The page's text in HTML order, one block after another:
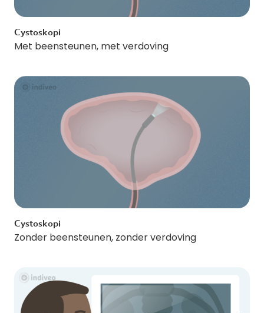
Cystoskopi
Met beensteunen, met verdoving
Cystoskopi
Zonder beensteunen, zonder verdoving